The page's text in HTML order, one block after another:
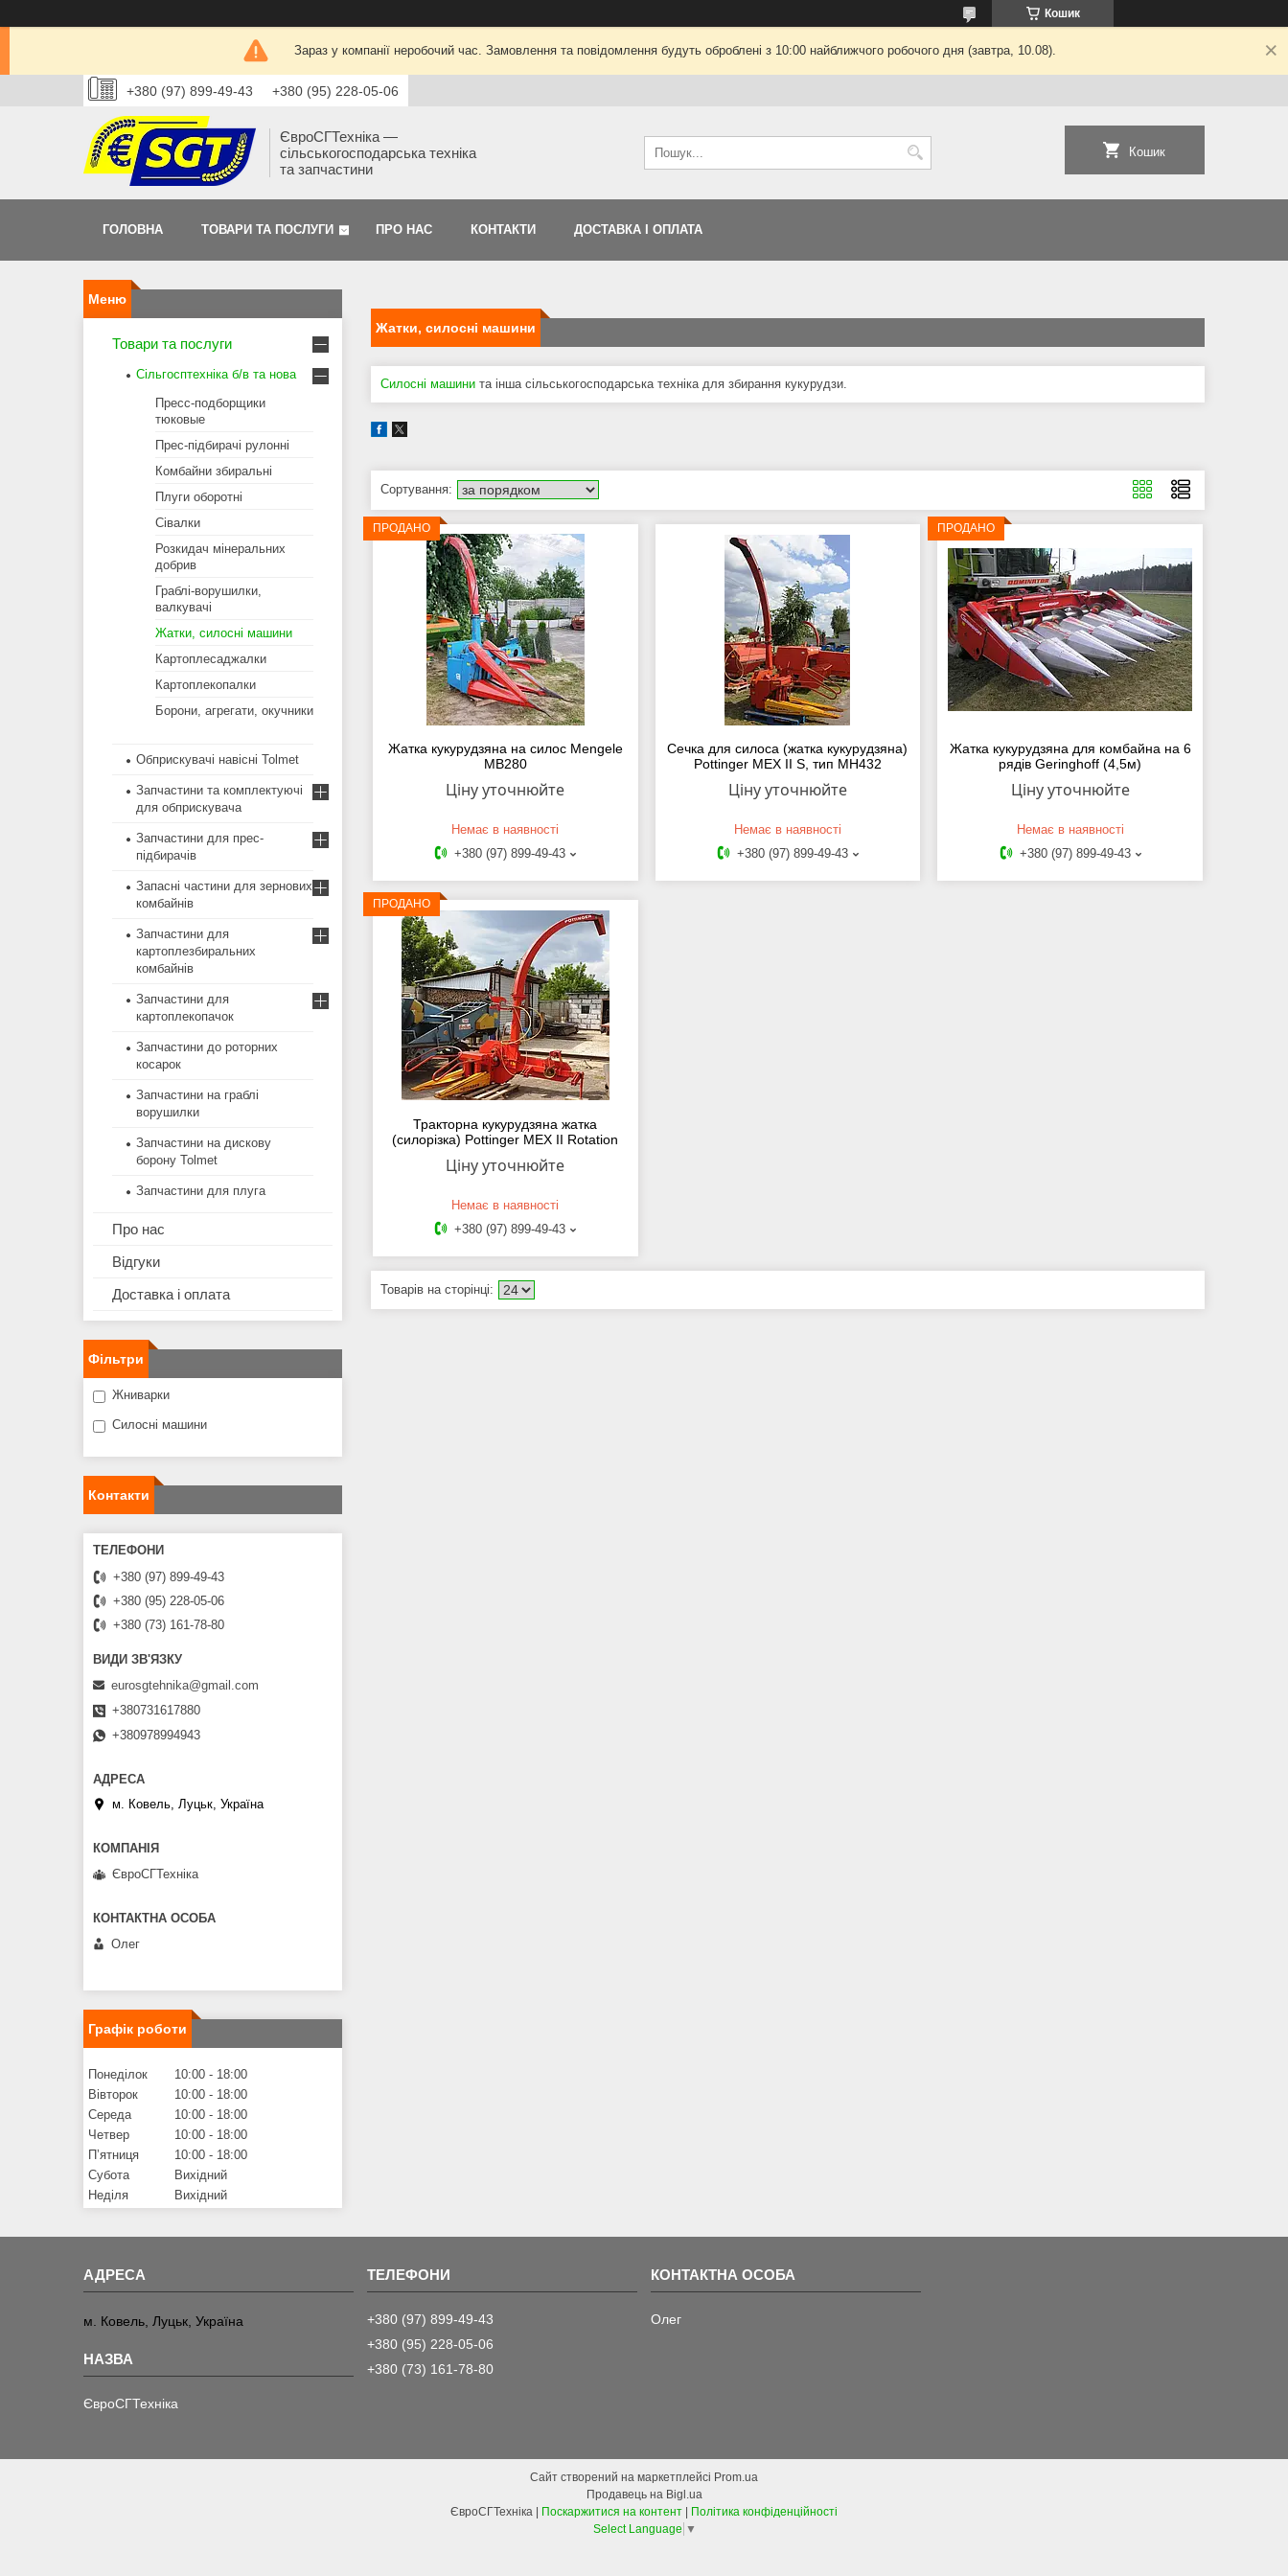
Кошик
Зараз у компанії неробочий час. Замовлення та повідомлення будуть оброблені з 10:00 найближчого робочого дня (завтра, 10.08).
+380 (97) 899-49-43 +380 (95) 228-05-06
ЄвроСГТехніка —
сільськогосподарська техніка
та запчастини
Кошик
ГОЛОВНА ТОВАРИ ТА ПОСЛУГИ ПРО НАС КОНТАКТИ ДОСТАВКА І ОПЛАТА
Жатки, силосні машини
Силосні машини та інша сільськогосподарська техніка для збирання кукурудзи.
ПРОДАНО
Жатка кукурудзяна на силос Mengele
MB280
Ціну уточнюйте
Немає в наявності
+380 (97) 899-49-43
Сечка для силоса (жатка кукурудзяна)
Pottinger MEX II S, тип MH432
Ціну уточнюйте
Немає в наявності
+380 (97) 899-49-43
ПРОДАНО
Жатка кукурудзяна для комбайна на 6
рядів Geringhoff (4,5м)
Ціну уточнюйте
Немає в наявності
+380 (97) 899-49-43
ПРОДАНО
Тракторна кукурудзяна жатка
(силорізка) Pottinger MEX II Rotation
Ціну уточнюйте
Немає в наявності
+380 (97) 899-49-43
Товари та послуги
Сільгосптехніка б/в та нова
Пресс-подборщики
тюковые
Прес-підбирачі рулонні
Комбайни збиральні
Плуги оборотні
Сівалки
Розкидач мінеральних
добрив
Граблі-ворушилки,
валкувачі
Жатки, силосні машини
Картоплесаджалки
Картоплекопалки
Борони, агрегати, окучники
Обприскувачі навісні Tolmet
Запчастини та комплектуючі
для обприскувача
Запчастини для прес-
підбирачів
Запасні частини для зернових
комбайнів
Запчастини для
картоплезбиральних
комбайнів
Запчастини для
картоплекопачок
Запчастини до роторних
косарок
Запчастини на граблі
ворушилки
Запчастини на дискову
борону Tolmet
Запчастини для плуга
Про нас
Відгуки
Доставка і оплата
Фільтри
Жниварки
Силосні машини
Контакти
+380 (97) 899-49-43
+380 (95) 228-05-06
+380 (73) 161-78-80
eurosgtehnika@gmail.com
+380731617880
+380978994943
м. Ковель, Луцьк, Україна
ЄвроСГТехніка
Олег
Графік роботи
Понеділок 10:00
18:00
Вівторок
10:00
18:00
Середа
10:00
18:00
Четвер
10:00
18:00
Пʼятниця
10:00
18:00
Субота
Вихідний
Неділя
Вихідний
м. Ковель, Луцьк, Україна
ЄвроСГТехніка
+380 (97) 899-49-43
+380 (95) 228-05-06
+380 (73) 161-78-80
Олег
Сайт створений на маркетплейсі Prom.ua
Продавець на Bigl.ua
ЄвроСГТехніка | Поскаржитися на контент | Політика конфіденційності
Select Language ▼